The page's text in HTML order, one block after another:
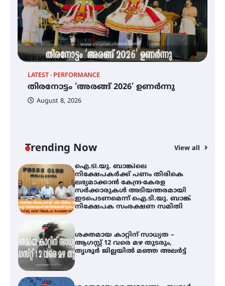
LATEST PERFORMANCE
തിരനോട്ടം ‘അരങ്ങ് 2026’ ഉണർന്നു
August 8, 2026
Trending Now View all
ട്യുണീഷ്യൻ ചിത്രം ” ദി വോയിസ്
ഓഫ് ഹിന്ദ് റജബ് ” ഇരിങ്ങാലക്കുട
ഫിലിം സൊസൈറ്റി ആഗസ്റ്റ് 7
വെള്ളിയാഴ്ച സ്‌ക്രീൻ ചെയ്യുന്നു
തിരനോട്ടം ‘അരങ്ങ് 2026’ ഉണർന്നു
ഇടപെടണമെന്ന് ഐ.ടി.യു. ബാങ്ക്
നിക്ഷേപക സംരക്ഷണ സമിതി
ശക്തമായ കാറ്റിന് സാധ്യത –
ആഗസ്റ്റ് 12 വരെ മഴ തുടരും,
തൃശൂർ ജില്ലയിൽ മഞ്ഞ അലർട്ട്
ശക്തമായ മഴ തുടരുന്നു – തൃശൂർ
ജില്ലയിൽ എല്ലാ വിദ്യാഭ്യാസ
സ്ഥാപനങ്ങൾക്കും ശനിയാഴ്ച
അവധി